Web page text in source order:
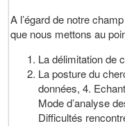
A l’égard de notre
que nous mettons au
La délimitation de
La posture du
données, 4.
Mode d’analyse
Difficultés